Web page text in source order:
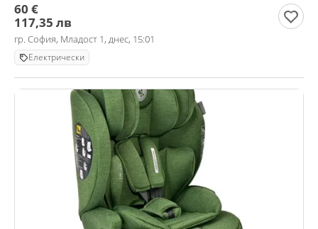
60 €
117,35 лв
гр. София, Младост 1, днес, 15:01
Електрически